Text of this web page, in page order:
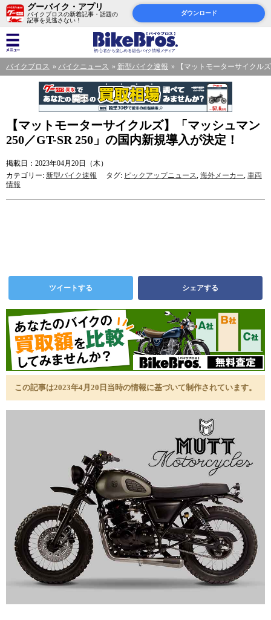
グーバイク・アプリ
バイクブロスの新着記事・話題の
記事を見逃さない！
ダウンロード
バイクブロス バイクニュース 新型バイク速報 【マットモーターサイクル
【マットモーターサイクルズ】「マッシュマン
250／GT-SR 250」の国内新規導入が決定！
掲載日：2023年04月20日（木）
カテゴリー: 新型バイク速報 タグ: ピックアップニュース, 海外メーカー, 車両
情報
ツイートする シェアする
この記事は2023年4月20日当時の情報に基づいて制作されています。